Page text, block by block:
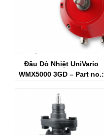
Đầu Dò Nhiệt UniVario
WMX5000 3GD – Part no.: